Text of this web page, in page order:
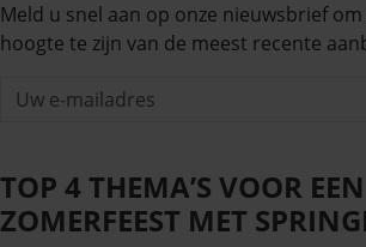
Meld u snel aan op onze nieuwsbrief
hoogte te zijn van de meest recente
TOP 4 THEMA’S VOOR EEN
ZOMERFEEST MET